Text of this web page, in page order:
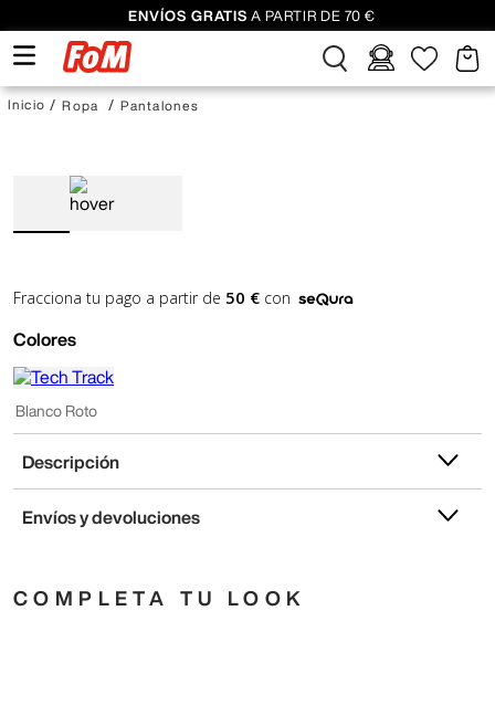
ENVÍOS GRATIS A PARTIR DE 70 €
Ropa Pantalones
Fracciona tu pago a partir de 50 € con
Colores
Blanco Roto
Descripción
Envíos y devoluciones
COMPLETA TU LOOK